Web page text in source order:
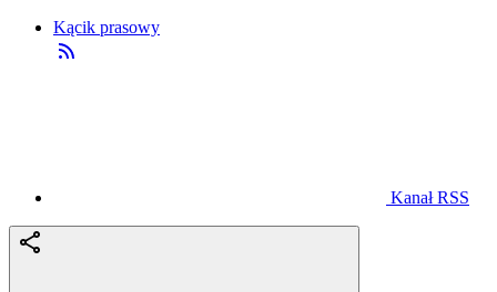
Kącik prasowy
Kanał RSS